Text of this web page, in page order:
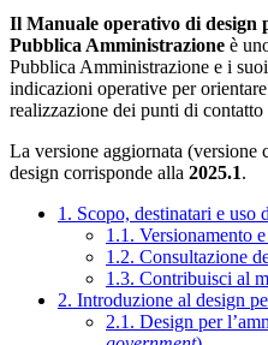
Il Manuale operativo di design
Pubblica Amministrazione è
Pubblica Amministrazione e i
indicazioni operative per
realizzazione dei punti di
La versione aggiornata (versione
design corrisponde alla 2025.1.
1. Scopo, destinatari e uso
1.1. Versionamento
1.2. Consultazione
1.3. Contribuisci al
2. Introduzione al design
2.1. Design per